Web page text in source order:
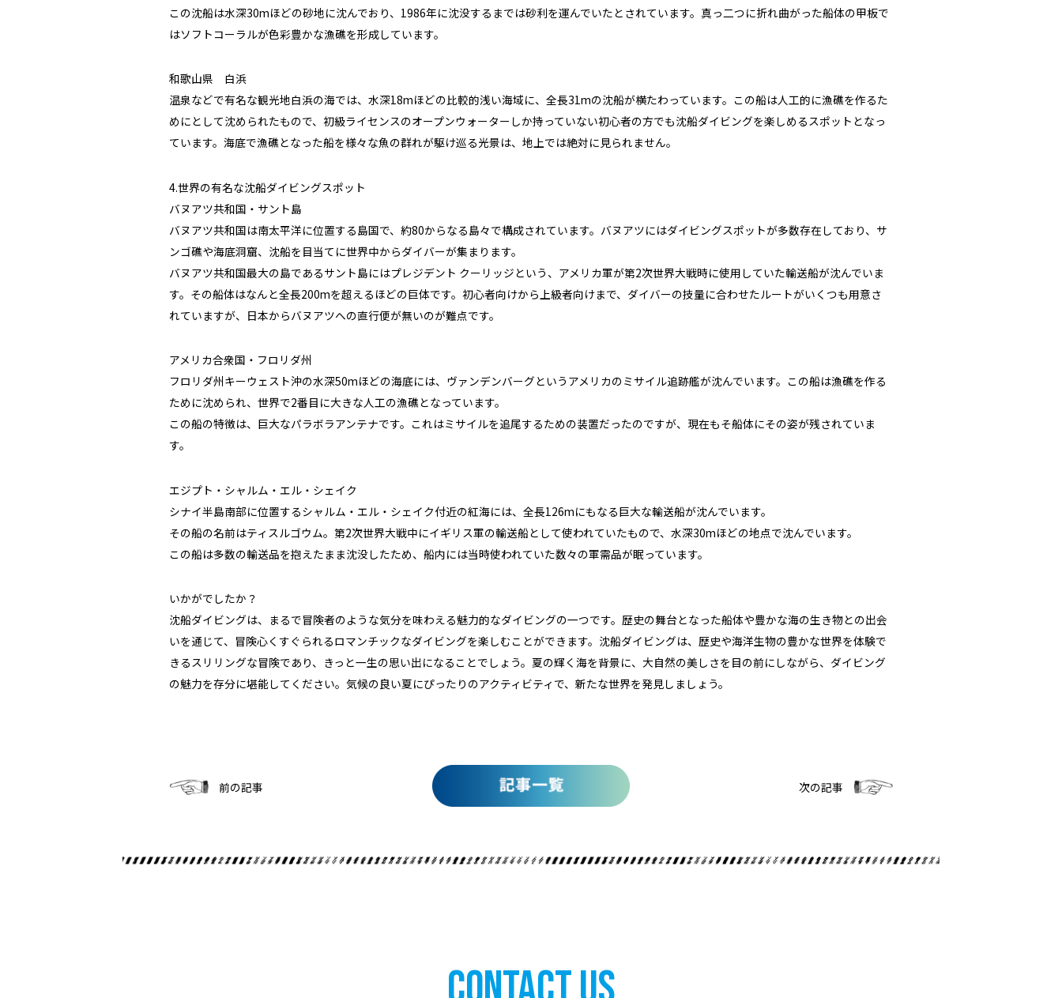
この沈船は水深30mほどの砂地に沈んでおり、1986年に沈没するまでは砂利を運んでいたとされています。真っ二つに折れ曲がった船体の甲板で
はソフトコーラルが色彩豊かな漁礁を形成しています。
和歌山県 白浜
温泉などで有名な観光地白浜の海では、水深18mほどの比較的浅い海域に、全長31mの沈船が横たわっています。この船は人工的に漁礁を作るた
めにとして沈められたもので、初級ライセンスのオープンウォーターしか持っていない初心者の方でも沈船ダイビングを楽しめるスポットとなっ
ています。海底で漁礁となった船を様々な魚の群れが駆け巡る光景は、地上では絶対に見られません。
4.世界の有名な沈船ダイビングスポット
バヌアツ共和国・サント島
バヌアツ共和国は南太平洋に位置する島国で、約80からなる島々で構成されています。バヌアツにはダイビングスポットが多数存在しており、サ
ンゴ礁や海底洞窟、沈船を目当てに世界中からダイバーが集まります。
バヌアツ共和国最大の島であるサント島にはプレジデント クーリッジという、アメリカ軍が第2次世界大戦時に使用していた輸送船が沈んでいま
す。その船体はなんと全長200mを超えるほどの巨体です。初心者向けから上級者向けまで、ダイバーの技量に合わせたルートがいくつも用意さ
れていますが、日本からバヌアツへの直行便が無いのが難点です。
アメリカ合衆国・フロリダ州
フロリダ州キーウェスト沖の水深50mほどの海底には、ヴァンデンバーグというアメリカのミサイル追跡艦が沈んでいます。この船は漁礁を作る
ために沈められ、世界で2番目に大きな人工の漁礁となっています。
この船の特徴は、巨大なパラボラアンテナです。これはミサイルを追尾するための装置だったのですが、現在もそ船体にその姿が残されていま
す。
エジプト・シャルム・エル・シェイク
シナイ半島南部に位置するシャルム・エル・シェイク付近の紅海には、全長126mにもなる巨大な輸送船が沈んでいます。
その船の名前はティスルゴウム。第2次世界大戦中にイギリス軍の輸送船として使われていたもので、水深30mほどの地点で沈んでいます。
この船は多数の輸送品を抱えたまま沈没したため、船内には当時使われていた数々の軍需品が眠っています。
いかがでしたか？
沈船ダイビングは、まるで冒険者のような気分を味わえる魅力的なダイビングの一つです。歴史の舞台となった船体や豊かな海の生き物との出会
いを通じて、冒険心くすぐられるロマンチックなダイビングを楽しむことができます。沈船ダイビングは、歴史や海洋生物の豊かな世界を体験で
きるスリリングな冒険であり、きっと一生の思い出になることでしょう。夏の輝く海を背景に、大自然の美しさを目の前にしながら、ダイビング
の魅力を存分に堪能してください。気候の良い夏にぴったりのアクティビティで、新たな世界を発見しましょう。
前の記事 次の記事